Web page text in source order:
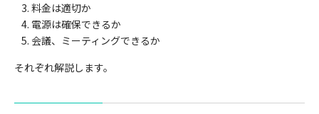
料金は適切か
電源は確保できるか
会議、ミーティングできるか
それぞれ解説します。